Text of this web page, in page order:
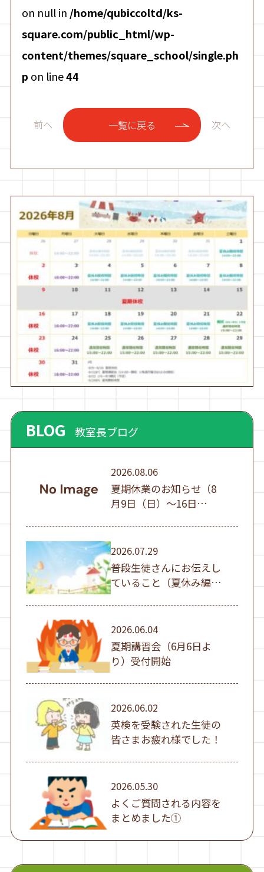
on null in /home/qubiccoltd/ks-
square.com/public_html/wp-
content/themes/square_school/single.ph
p on line44
前へ 一覧に戻る 次へ
BLOG 教室長ブログ
2026.08.06
夏期休業のお知らせ（8
月9日（日）～16日
2026.07.29
普段生徒さんにお伝えし
ていること（夏休み編
①）
2026.06.04
夏期講習会（6月6日よ
り）受付開始
2026.06.02
英検を受験された生徒の
皆さまお疲れ様でした！
2026.05.30
よくご質問される内容を
まとめました①